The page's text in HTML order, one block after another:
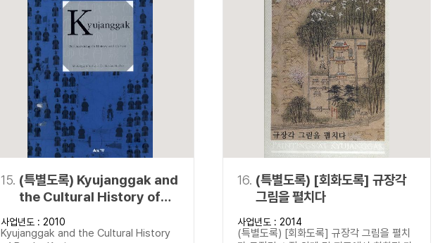
15. (특별도록) Kyujanggak and
the Cultural History of
Books Kyujanggak
Rediscovering its History
사업년도 : 2010
Kyujanggak and the Cultural History
16. (특별도록) [회화도록] 규장각
그림을 펼치다
사업년도 : 2014
(특별도록) [회화도록] 규장각 그림을 펼치